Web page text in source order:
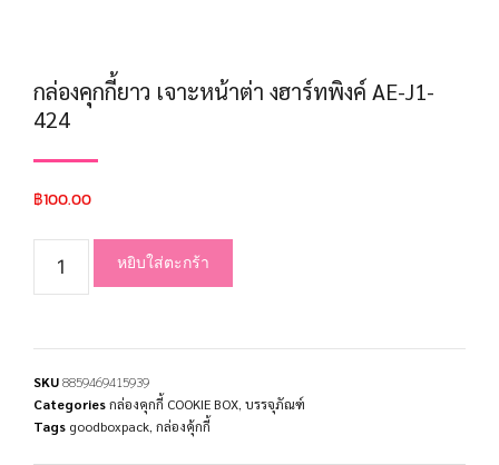
กล่องคุกกี้ยาว เจาะหน้าต่า งฮาร์ทพิงค์ AE-J1-
424
฿100.00
หยิบใส่ตะกร้า
SKU8859469415939
Categoriesกล่องคุกกี้ COOKIE BOX บรรจุภัณฑ์
Tags goodboxpack กล่องคุ้กกี้